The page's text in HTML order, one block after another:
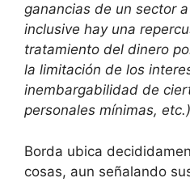
ganancias de un sector
inclusive hay una
tratamiento del dinero
la limitación de los
inembargabilidad de
personales mínimas,
Borda ubica
cosas, aun señalando